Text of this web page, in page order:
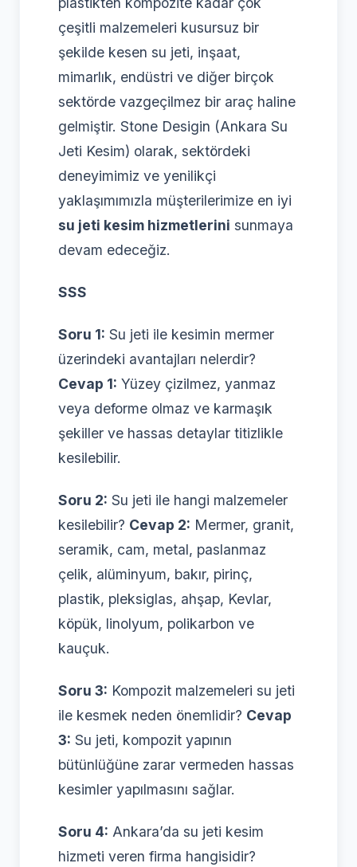
çeşitli malzemeleri kusursuz bir
şekilde kesen su jeti, inşaat,
mimarlık, endüstri ve diğer birçok
sektörde vazgeçilmez bir araç haline
gelmiştir. Stone Desigin (Ankara Su
Jeti Kesim) olarak, sektördeki
deneyimimiz ve yenilikçi
yaklaşımımızla müşterilerimize en iyi
su jeti kesim hizmetlerini sunmaya
devam edeceğiz.
SSS
Soru 1: Su jeti ile kesimin mermer
üzerindeki avantajları nelerdir?
Cevap 1: Yüzey çizilmez, yanmaz
veya deforme olmaz ve karmaşık
şekiller ve hassas detaylar titizlikle
kesilebilir.
Soru 2: Su jeti ile hangi malzemeler
kesilebilir? Cevap 2: Mermer, granit,
seramik, cam, metal, paslanmaz
çelik, alüminyum, bakır, pirinç,
plastik, pleksiglas, ahşap, Kevlar,
köpük, linolyum, polikarbon ve
kauçuk.
Soru 3: Kompozit malzemeleri su jeti
ile kesmek neden önemlidir? Cevap
3: Su jeti, kompozit yapının
bütünlüğüne zarar vermeden hassas
kesimler yapılmasını sağlar.
Soru 4: Ankara’da su jeti kesim
hizmeti veren firma hangisidir?